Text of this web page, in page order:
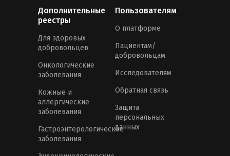
Дополнительные
реестры
Для здоровых
добровольцев
Онкологические
заболевания
Кожные и
аллергические
заболевания
Гастроэнтерологические
заболевания
Пользователям
О платформе
Пациентам/
добровольцам
Исследователям
Обратная связь
Защита
персональных
данных